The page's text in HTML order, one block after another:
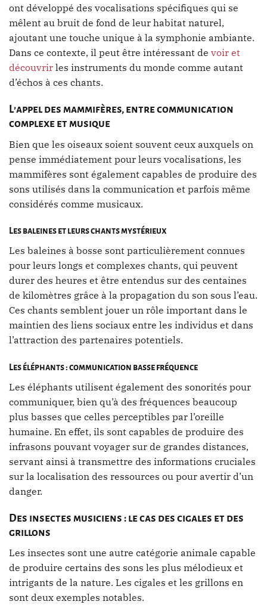
ont développé des vocalisations spécifiques qui se
mêlent au bruit de fond de leur habitat naturel,
ajoutant une touche unique à la symphonie ambiante.
Dans ce contexte, il peut être intéressant de voir et
découvrir les instruments du monde comme autant
d’échos à ces chants.
L’appel des mammifères, entre communication
complexe et musique
Bien que les oiseaux soient souvent ceux auxquels on
pense immédiatement pour leurs vocalisations, les
mammifères sont également capables de produire des
sons utilisés dans la communication et parfois même
considérés comme musicaux.
Les baleines et leurs chants mystérieux
Les baleines à bosse sont particulièrement connues
pour leurs longs et complexes chants, qui peuvent
durer des heures et être entendus sur des centaines
de kilomètres grâce à la propagation du son sous l’eau.
Ces chants semblent jouer un rôle important dans le
maintien des liens sociaux entre les individus et dans
l’attraction des partenaires potentiels.
Les éléphants : communication basse fréquence
Les éléphants utilisent également des sonorités pour
communiquer, bien qu’à des fréquences beaucoup
plus basses que celles perceptibles par l’oreille
humaine. En effet, ils sont capables de produire des
infrasons pouvant voyager sur de grandes distances,
servant ainsi à transmettre des informations cruciales
sur la localisation des ressources ou pour avertir d’un
danger.
Des insectes musiciens : le cas des cigales et des
grillons
Les insectes sont une autre catégorie animale capable
de produire certains des sons les plus mélodieux et
intrigants de la nature. Les cigales et les grillons en
sont deux exemples notables.